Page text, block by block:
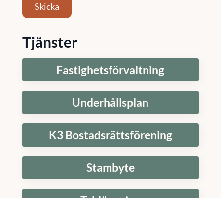
Skicka
Tjänster
Fastighetsförvaltning
Underhållsplan
K3 Bostadsrättsförening
Stambyte